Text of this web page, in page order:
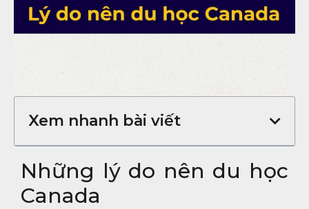
Xem nhanh bài viết
Những lý do nên du học
Canada